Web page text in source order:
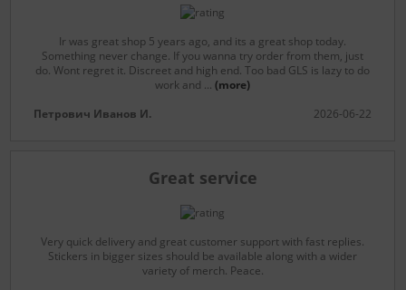
Ir was great shop 5 years ago, and its a great shop today.
Something never change. If you wanna try order from them, just
do. Wont regret it. Discreet and high end. Too bad GLS is lazy to do
work and ...(more)
Петрович Иванов И.
2026-06-22
Great service
Very quick delivery and great customer support with fast replies.
Stickers in bigger sizes should be available along with a wider
variety of merch. Peace.